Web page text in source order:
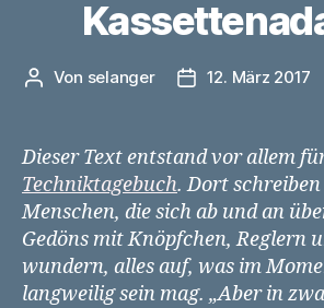
Beitragsautor
Von selanger 12. März 2017
Dieser Text entstand vor allem
Techniktagebuch. Dort
Menschen, die sich ab und an
Gedöns mit Knöpfchen, Reglern
wundern, alles auf, was im
langweilig sein mag. „Aber in